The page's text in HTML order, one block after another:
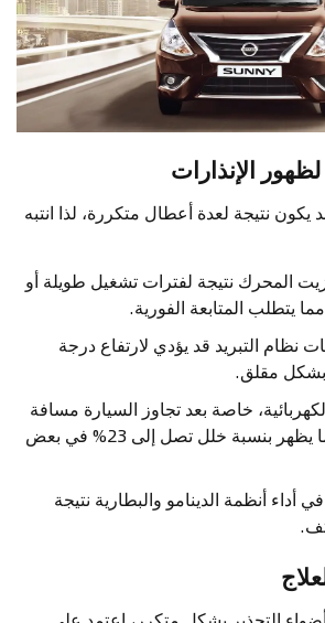
الإنذارات
يكون نتيجة لعدة أعطال متكررة، لذا انتبه
المحرك نتيجة لفترات تشغيل طويلة أو
يتطلب المتابعة الفورية.
التبريد قد يؤدي لارتفاع درجة
مقلق.
خاصة بعد تجاوز السيارة مسافة
50,000 كم، مما يظهر بنسبة خلل تصل إلى 23% في بعض
أداء أنظمة الدينامو والبطارية نتيجة